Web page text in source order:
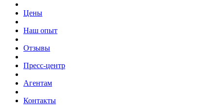
Цены
Наш опыт
Отзывы
Пресс-центр
Агентам
Контакты